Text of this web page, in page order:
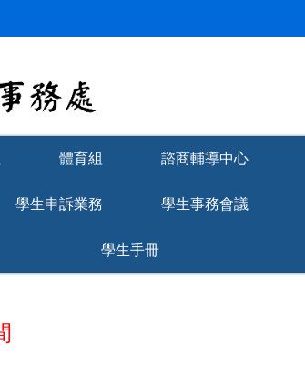
體育組 諮商輔導中心
學生申訴業務 學生事務會議
學生手冊